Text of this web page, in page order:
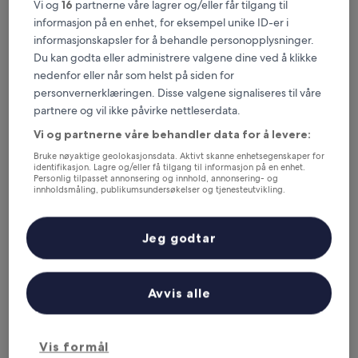
Overnattingssted
med
3.5
stjerner
Under 0,1 km fra Åre stasjon
8.0
av
Veldig
anmeldelser)
1 223 kr
inkludert skatter og avgifter
Holiday Club Åre
Hotel Åregården
Vi og 16 partnerne våre lagrer og/eller får tilgang til
informasjon på en enhet, for eksempel unike ID-er i
informasjonskapsler for å behandle personopplysninger.
Du kan godta eller administrere valgene dine ved å klikke
nedenfor eller når som helst på siden for
personvernerklæringen. Disse valgene signaliseres til våre
partnere og vil ikke påvirke nettleserdata.
Vi og partnerne våre behandler data for å levere:
Bruke nøyaktige geolokasjonsdata. Aktivt skanne enhetsegenskaper for
identifikasjon. Lagre og/eller få tilgang til informasjon på en enhet.
Personlig tilpasset annonsering og innhold, annonsering- og
innholdsmåling, publikumsundersøkelser og tjenesteutvikling.
Vis formål
Avvis alle
Jeg godtar